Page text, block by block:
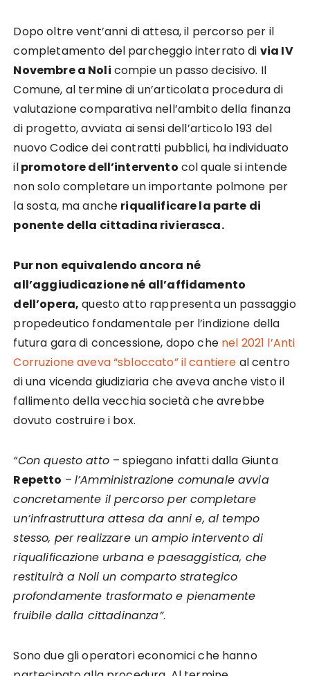
Dopo oltre vent’anni di attesa, il percorso per il
completamento del parcheggio interrato di via IV
Novembre a Noli compie un passo decisivo. Il
Comune, al termine di un’articolata procedura di
valutazione comparativa nell’ambito della finanza
di progetto, avviata ai sensi dell’articolo 193 del
nuovo Codice dei contratti pubblici, ha individuato
ilpromotore dell’intervento col quale si intende
non solo completare un importante polmone per
la sosta, ma anche riqualificare la parte di
ponente della cittadina rivierasca.
Pur non equivalendo ancora né
all’aggiudicazione né all’affidamento
dell’opera, questo atto rappresenta un passaggio
propedeutico fondamentale per l’indizione della
futura gara di concessione, dopo che nel 2021 l’Anti
Corruzione aveva “sbloccato” il cantiere al centro
di una vicenda giudiziaria che aveva anche visto il
fallimento della vecchia società che avrebbe
dovuto costruire i box.
“Con questo atto – spiegano infatti dalla Giunta
Repetto – l’Amministrazione comunale avvia
concretamente il percorso per completare
un’infrastruttura attesa da anni e, al tempo
stesso, per realizzare un ampio intervento di
riqualificazione urbana e paesaggistica, che
restituirà a Noli un comparto strategico
profondamente trasformato e pienamente
fruibile dalla cittadinanza”.
Sono due gli operatori economici che hanno